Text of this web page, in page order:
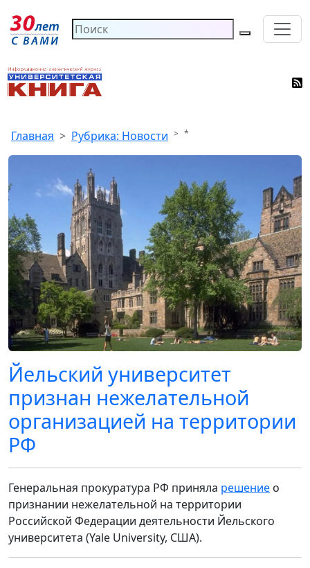
Главная Рубрика: Новости *
Йельский университет
признан нежелательной
организацией на территории
РФ
Генеральная прокуратура РФ приняла решение о
признании нежелательной на территории
Российской Федерации деятельности Йельского
университета (Yale University, США).